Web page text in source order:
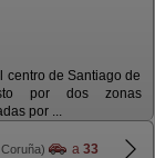
centro de Santiago de
por dos zonas
por ...
a 33